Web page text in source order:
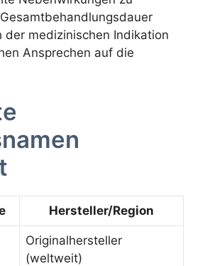
der medizinischen Indikation
Ansprechen auf die
Hersteller/Region
Originalhersteller
(weltweit)